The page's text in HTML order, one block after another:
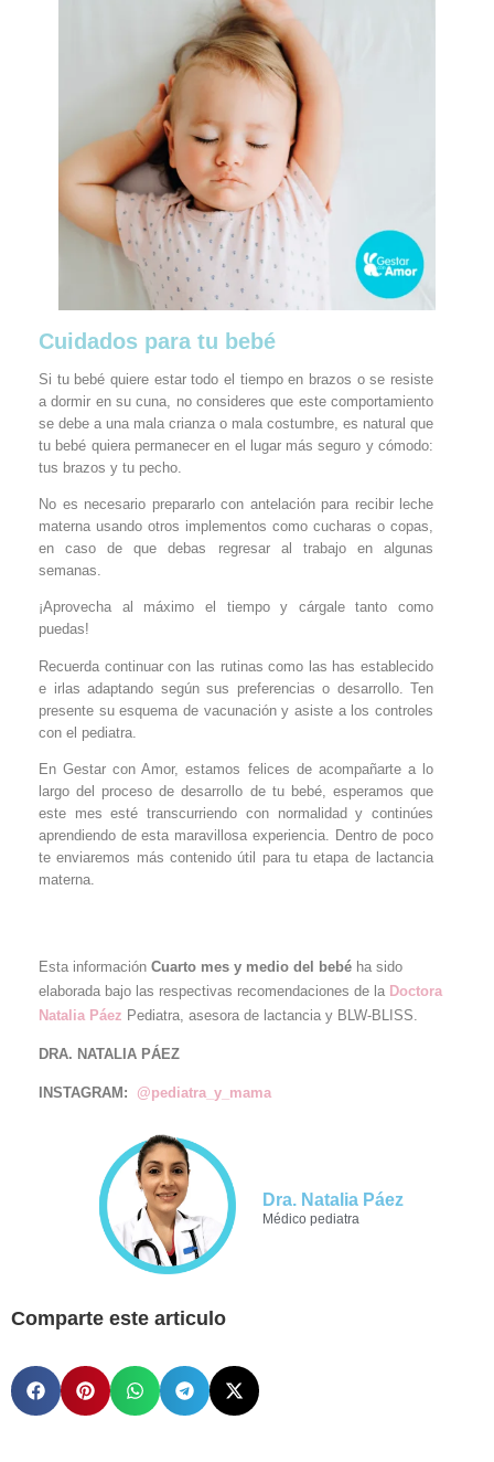
Cuidados para tu bebé
Si tu bebé quiere estar todo el tiempo en brazos o se resiste
a dormir en su cuna, no consideres que este comportamiento
se debe a una mala crianza o mala costumbre, es natural que
tu bebé quiera permanecer en el lugar más seguro y cómodo:
tus brazos y tu pecho.
No es necesario prepararlo con antelación para recibir leche
materna usando otros implementos como cucharas o copas,
en caso de que debas regresar al trabajo en algunas
semanas.
¡Aprovecha al máximo el tiempo y cárgale tanto como
puedas!
Recuerda continuar con las rutinas como las has establecido
e irlas adaptando según sus preferencias o desarrollo. Ten
presente su esquema de vacunación y asiste a los controles
con el pediatra.
En Gestar con Amor, estamos felices de acompañarte a lo
largo del proceso de desarrollo de tu bebé, esperamos que
este mes esté transcurriendo con normalidad y continúes
aprendiendo de esta maravillosa experiencia. Dentro de poco
te enviaremos más contenido útil para tu etapa de lactancia
materna.
Esta información Cuarto mes y medio del bebé ha sido
elaborada bajo las respectivas recomendaciones de la Doctora
Natalia Páez Pediatra, asesora de lactancia y BLW-BLISS.
DRA. NATALIA PÁEZ
INSTAGRAM: @pediatra_y_mama
Dra. Natalia Páez
Médico pediatra
Comparte este articulo